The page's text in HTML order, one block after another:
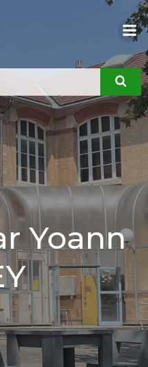
Yoann